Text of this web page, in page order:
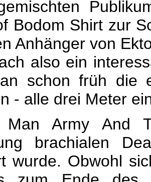
Bodom Shirt zur
Anhänger von
also ein
schon früh die
- alle drei Meter
Army And
brachialen
wurde. Obwohl